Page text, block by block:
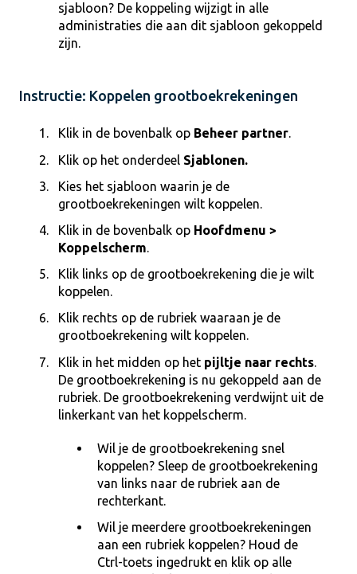
sjabloon? De koppeling wijzigt in alle
administraties die aan dit sjabloon gekoppeld
zijn.
Instructie: Koppelen grootboekrekeningen
Klik in de bovenbalk op Beheer partner.
Klik op het onderdeel Sjablonen.
Kies het sjabloon waarin je de
grootboekrekeningen wilt koppelen.
Klik in de bovenbalk op Hoofdmenu >
Koppelscherm.
Klik links op de grootboekrekening die je wilt
koppelen.
Klik rechts op de rubriek waaraan je de
grootboekrekening wilt koppelen.
Klik in het midden op het pijltje naar rechts.
De grootboekrekening is nu gekoppeld aan de
rubriek. De grootboekrekening verdwijnt uit de
linkerkant van het koppelscherm.
Wil je de grootboekrekening snel
koppelen? Sleep de grootboekrekening
van links naar de rubriek aan de
rechterkant.
Wil je meerdere grootboekrekeningen
aan een rubriek koppelen? Houd de
Ctrl-toets ingedrukt en klik op alle